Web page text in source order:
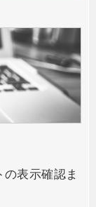
表示確認ま